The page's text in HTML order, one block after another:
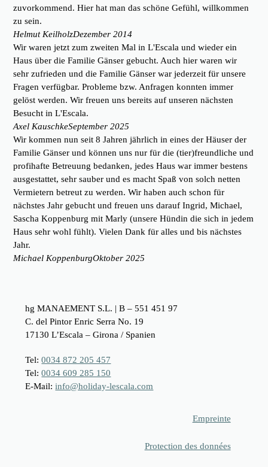
zuvorkommend. Hier hat man das schöne Gefühl, willkommen
zu sein.
Helmut KeilholzDezember 2014
Wir waren jetzt zum zweiten Mal in L'Escala und wieder ein
Haus über die Familie Gänser gebucht. Auch hier waren wir
sehr zufrieden und die Familie Gänser war jederzeit für unsere
Fragen verfügbar. Probleme bzw. Anfragen konnten immer
gelöst werden. Wir freuen uns bereits auf unseren nächsten
Besucht in L'Escala.
Axel KauschkeSeptember 2025
Wir kommen nun seit 8 Jahren jährlich in eines der Häuser der
Familie Gänser und können uns nur für die (tier)freundliche und
profihafte Betreuung bedanken, jedes Haus war immer bestens
ausgestattet, sehr sauber und es macht Spaß von solch netten
Vermietern betreut zu werden. Wir haben auch schon für
nächstes Jahr gebucht und freuen uns darauf Ingrid, Michael,
Sascha Koppenburg mit Marly (unsere Hündin die sich in jedem
Haus sehr wohl fühlt). Vielen Dank für alles und bis nächstes
Jahr.
Michael KoppenburgOktober 2025
hg MANAEMENT S.L. | B – 551 451 97
C. del Pintor Enric Serra No. 19
17130 L’Escala – Girona / Spanien
Tel:0034 872 205 457
Tel:0034 609 285 150
E-Mail:info@holiday-lescala.com
Empreinte
Protection des données